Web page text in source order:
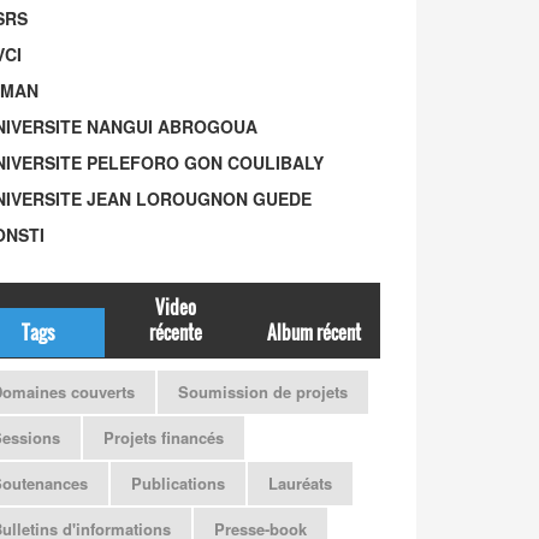
NANGUI ABROGOUA
PELEFORO GON COULIBALY
JEAN LOROUGNON GUEDE
Tags
Video
récente
Album récent
couverts
Soumission de projets
Projets financés
Publications
Lauréats
d'informations
Presse-book